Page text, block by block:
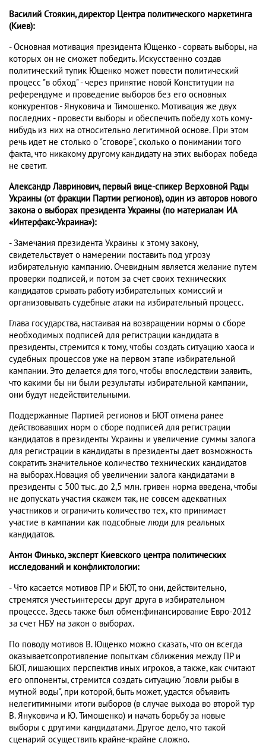
Василий Стоякин, директор Центра политического маркетинга
(Киев):
- Основная мотивация президента Ющенко - сорвать выборы, на
которых он не сможет победить. Искусственно создав
политический тупик Ющенко может повести политический
процесс "в обход" - через принятие новой Конституции на
референдуме и проведение выборов без его основных
конкурентов - Януковича и Тимошенко. Мотивация же двух
последних - провести выборы и обеспечить победу хоть кому-
нибудь из них на относительно легитимной основе. При этом
речь идет не столько о "сговоре", сколько о понимании того
факта, что никакому другому кандидату на этих выборах победа
не светит.
Александр Лавринович, первый вице-спикер Верховной Рады
Украины (от фракции Партии регионов), один из авторов нового
закона о выборах президента Украины (по материалам ИА
«Интерфакс-Украина»):
- Замечания президента Украины к этому закону,
свидетельствует о намерении поставить под угрозу
избирательную кампанию. Очевидным является желание путем
проверки подписей, и потом за счет своих технических
кандидатов срывать работу избирательных комиссий и
организовывать судебные атаки на избирательный процесс.
Глава государства, настаивая на возвращении нормы о сборе
необходимых подписей для регистрации кандидата в
президенты, стремится к тому, чтобы создать ситуацию хаоса и
судебных процессов уже на первом этапе избирательной
кампании. Это делается для того, чтобы впоследствии заявить,
что какими бы ни были результаты избирательной кампании,
они будут недействительными.
Поддержанные Партией регионов и БЮТ отмена ранее
действовавших норм о сборе подписей для регистрации
кандидатов в президенты Украины и увеличение суммы залога
для регистрации в кандидаты в президенты дает возможность
сократить значительное количество технических кандидатов
на выборах.Новация об увеличении залога кандидатами в
президенты с 500 тыс. до 2,5 млн. гривен норма введена, чтобы
не допускать участия скажем так, не совсем адекватных
участников и ограничить количество тех, кто принимает
участие в кампании как подсобные люди для реальных
кандидатов.
Антон Финько, эксперт Киевского центра политических
исследований и конфликтологии:
- Что касается мотивов ПР и БЮТ, то они, действительно,
стремятся учестьинтересы друг друга в избирательном
процессе. Здесь также был обмен:финансирование Евро-2012
за счет НБУ на закон о выборах.
По поводу мотивов В. Ющенко можно сказать, что он всегда
оказываетсопротивление попыткам сближения между ПР и
БЮТ, лишающих перспектив иных игроков, а также, как считают
его оппоненты, стремится создать ситуацию "ловли рыбы в
мутной воды", при которой, быть может, удастся объявить
нелегитимными итоги выборов (в случае выхода во второй тур
В. Януковича и Ю. Тимошенко) и начать борьбу за новые
выборы с другими кандидатами. Другое дело, что такой
сценарий осуществить крайне-крайне сложно.